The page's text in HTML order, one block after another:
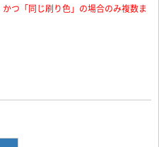
つ「同じ刷り色」の場合のみ複数ま